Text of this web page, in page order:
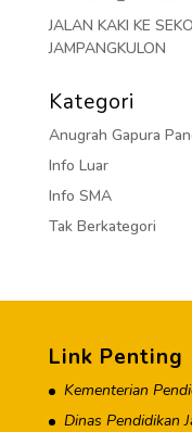
JALAN KAKI KE
JAMPANGKULON
Kategori
Anugrah Gapura
Info Luar
Info SMA
Tak Berkategori
Link Penting
Kementerian
Dinas Pendidikan